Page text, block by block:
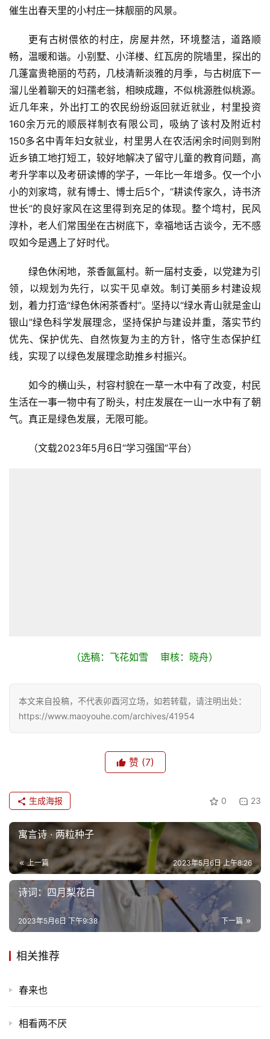
首
页
活
催生出春天里的小村庄一抹靓丽的风景。
更有古树偎依的村庄，房屋井然，环境整洁，道路顺
畅，温暖和谐。小别墅、小洋楼、红瓦房的院墙里，探出的
几蓬富贵艳丽的芍药，几枝清新淡雅的月季，与古树底下一
溜儿坐着聊天的妇孺老翁，相映成趣，不似桃源胜似桃源。
近几年来，外出打工的农民纷纷返回就近就业，村里投资
160余万元的顺辰祥制衣有限公司，吸纳了该村及附近村
150多名中青年妇女就业，村里男人在农活闲余时间则到附
近乡镇工地打短工，较好地解决了留守儿童的教育问题，高
考升学率以及考研读博的学子，一年比一年增多。仅一个小
小的刘家塆，就有博士、博士后5个，“耕读传家久，诗书济
世长”的良好家风在这里得到充足的体现。整个塆村，民风
淳朴，老人们常围坐在古树底下，幸福地话古谈今，无不感
叹如今是遇上了好时代。
绿色休闲地，茶香氤氲村。新一届村支委，以党建为引
领，以规划为先行，以实干见卓效。制订美丽乡村建设规
划，着力打造“绿色休闲茶香村”。坚持以“绿水青山就是金山
银山”绿色科学发展理念，坚持保护与建设并重，落实节约
优先、保护优先、自然恢复为主的方针，恪守生态保护红
线，实现了以绿色发展理念助推乡村振兴。
如今的横山头，村容村貌在一草一木中有了改变，村民
生活在一事一物中有了盼头，村庄发展在一山一水中有了朝
气。真正是绿色发展，无限可能。
（文载2023年5月6日“学习强国”平台）
（选稿：飞花如雪    审核：晓舟）
本文来自投稿，不代表卯酉河立场，如若转载，请注明出处：
https://www.maoyouhe.com/archives/41954
赞 (7)
0 23
生成海报
寓言诗 · 两粒种子
上一篇 2023年5月6日 上午8:26
诗词：四月梨花白
下一篇
2023年5月6日 下午9:38
相关推荐
春来也
相看两不厌